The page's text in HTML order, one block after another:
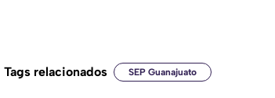
Tags relacionados SEP Guanajuato